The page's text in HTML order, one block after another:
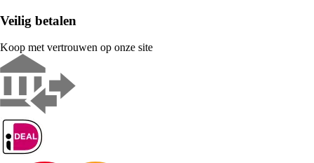
Veilig betalen
Koop met vertrouwen op onze site